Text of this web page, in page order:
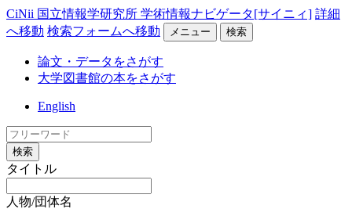
CiNii 国立情報学研究所 学術情報ナビゲータ[サイニィ] 詳細
へ移動 検索フォームへ移動 メニュー 検索
論文・データをさがす
大学図書館の本をさがす
English
検索
タイトル
人物/団体名